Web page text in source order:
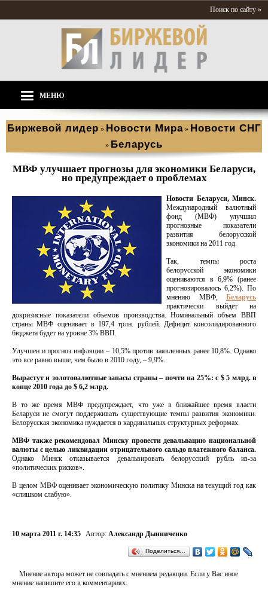
Поиск по сайту »
МЕНЮ
Биржевой лидер » Новости Мира » Новости СНГ
» Беларусь
МВФ улучшает прогнозы для экономики Беларуси,
но предупреждает о проблемах
Новости Беларуси, Минск.
Международный валютный
фонд (МВФ) улучшил
прогнозные показатели
развития белорусской
экономики на 2011 год.
Так, темпы роста
белорусской экономики
оцениваются в 6,9% (ранее
прогнозировалось 6,2%). По
мнению МВФ, Беларусь
практически выйдет на
докризисные показатели объемов производства. Номинальный объем ВВП
страны МВФ оценивает в 197,4 трлн. рублей. Дефицит консолидированного
бюджета будет на уровне 3% ВВП.
Улучшен и прогноз инфляции – 10,5% против заявленных ранее 10,8%. Однако
это все равно выше, чем было в 2010 году, – 9,9%.
Вырастут и золотовалютные запасы страны – почти на 25%: с $ 5 млрд. в
конце 2010 года до $ 6,2 млрд.
В то же время МВФ предупреждает, что уже в ближайшее время власти
Беларуси не смогут поддерживать существующие темпы развития экономики.
Белорусская экономика нуждается в кардинальных структурных реформах.
МВФ также рекомендовал Минску провести девальвацию национальной
валюты с целью ликвидации отрицательного сальдо платежного баланса.
Однако Минск отказывается девальвировать белорусский рубль из-за
«политических рисков».
В целом МВФ оценивает экономическую политику Минска на текущий год как
«слишком слабую».
10 марта 2011 г. 14:35 Автор: Александр Дынниченко
Поделиться…
Мнение автора может не совпадать с мнением редакции. Если у Вас иное
мнение напишите его в комментариях.